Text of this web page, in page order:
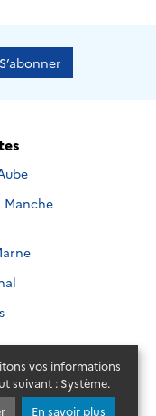
vos informations
suivant : Système.
En savoir plus
S’abonner
Manche